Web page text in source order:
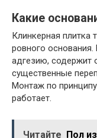
Какие
Клинкерная плитка
ровного основания.
адгезию, содержит
существенные
Монтаж по
работает.
Читайте Пол